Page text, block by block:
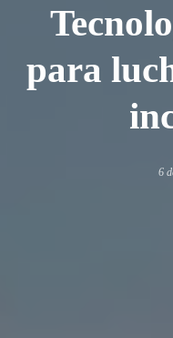
para
6